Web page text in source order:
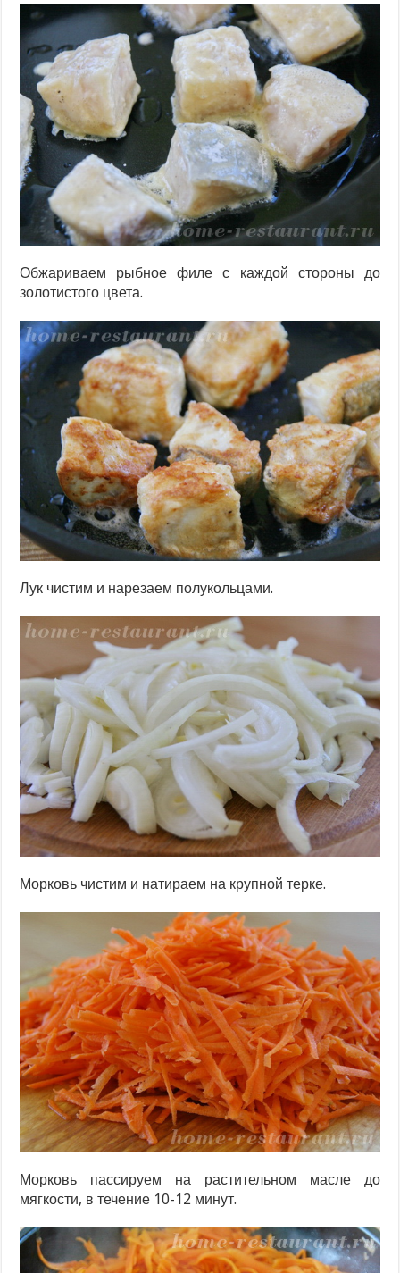
Обжариваем рыбное филе с каждой стороны до
золотистого цвета.
Лук чистим и нарезаем полукольцами.
Морковь чистим и натираем на крупной терке.
Морковь пассируем на растительном масле до
мягкости, в течение 10-12 минут.